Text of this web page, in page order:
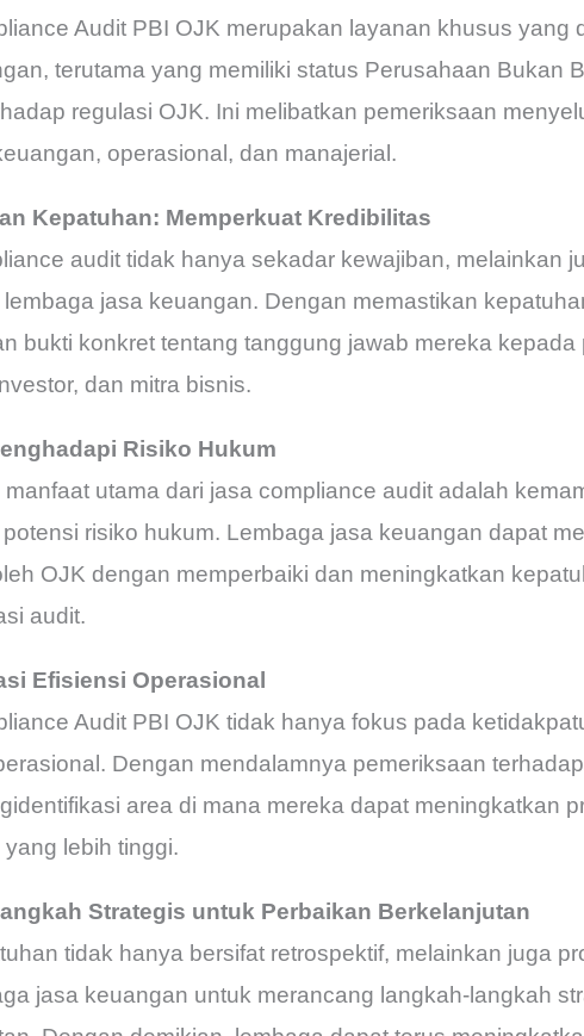
Audit PBI OJK merupakan layanan khusus yang
terutama yang memiliki status Perusahaan Bukan
regulasi OJK. Ini melibatkan pemeriksaan
operasional, dan manajerial.
Kepatuhan: Memperkuat Kredibilitas
audit tidak hanya sekadar kewajiban, melainkan
lembaga jasa keuangan. Dengan memastikan
bukti konkret tentang tanggung jawab mereka
dan mitra bisnis.
Risiko Hukum
manfaat utama dari jasa compliance audit adalah
risiko hukum. Lembaga jasa keuangan dapat
OJK dengan memperbaiki dan meningkatkan
audit.
Efisiensi Operasional
Audit PBI OJK tidak hanya fokus pada
Dengan mendalamnya pemeriksaan
area di mana mereka dapat meningkatkan
lebih tinggi.
Strategis untuk Perbaikan Berkelanjutan
tidak hanya bersifat retrospektif, melainkan juga
jasa keuangan untuk merancang langkah-langkah